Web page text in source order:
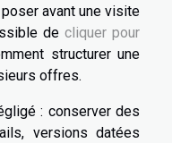
avant une visite
decliquer pour
structurer une
offres.
: conserver des
versions datées